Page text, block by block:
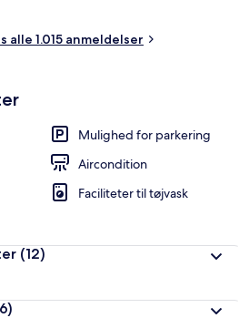
derfra.
alle 1.015 anmeldelser
Mulighed for parkering
Aircondition
Faciliteter til tøjvask
(12)